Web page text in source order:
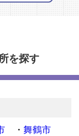
を探す
舞鶴市